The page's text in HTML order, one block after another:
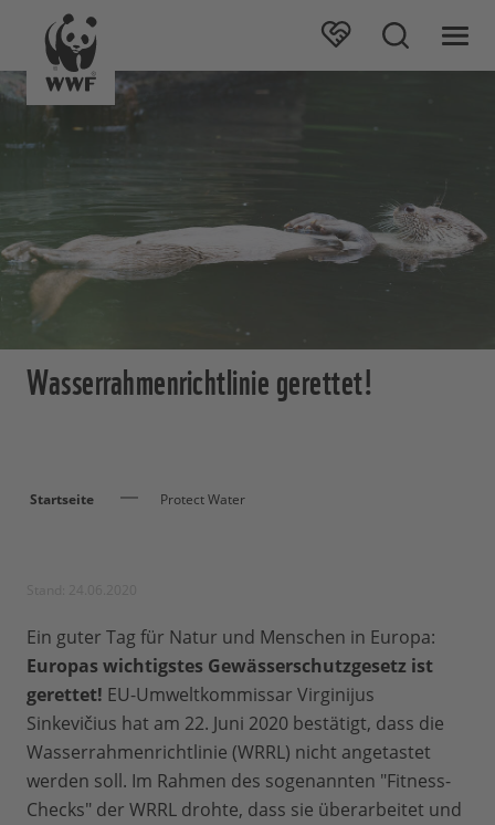
Wasserrahmenrichtlinie gerettet!
Startseite Protect Water
Ein guter Tag für Natur und Menschen in Europa:
Europas wichtigstes Gewässerschutzgesetz ist
gerettet! EU-Umweltkommissar Virginijus
Sinkevičius hat am 22. Juni 2020 bestätigt, dass die
Wasserrahmenrichtlinie (WRRL) nicht angetastet
werden soll. Im Rahmen des sogenannten "Fitness-
Checks" der WRRL drohte, dass sie überarbeitet und